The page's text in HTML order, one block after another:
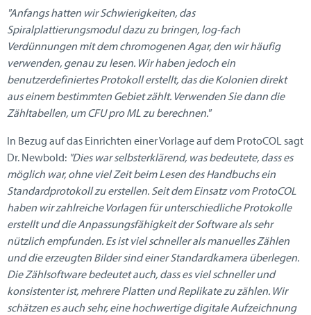
"Anfangs hatten wir Schwierigkeiten, das
Spiralplattierungsmodul dazu zu bringen, log-fach
Verdünnungen mit dem chromogenen Agar, den wir häufig
verwenden, genau zu lesen. Wir haben jedoch ein
benutzerdefiniertes Protokoll erstellt, das die Kolonien direkt
aus einem bestimmten Gebiet zählt. Verwenden Sie dann die
Zähltabellen, um CFU pro ML zu berechnen."
In Bezug auf das Einrichten einer Vorlage auf dem ProtoCOL sagt
Dr. Newbold: "Dies war selbsterklärend, was bedeutete, dass es
möglich war, ohne viel Zeit beim Lesen des Handbuchs ein
Standardprotokoll zu erstellen. Seit dem Einsatz vom ProtoCOL
haben wir zahlreiche Vorlagen für unterschiedliche Protokolle
erstellt und die Anpassungsfähigkeit der Software als sehr
nützlich empfunden. Es ist viel schneller als manuelles Zählen
und die erzeugten Bilder sind einer Standardkamera überlegen.
Die Zählsoftware bedeutet auch, dass es viel schneller und
konsistenter ist, mehrere Platten und Replikate zu zählen. Wir
schätzen es auch sehr, eine hochwertige digitale Aufzeichnung